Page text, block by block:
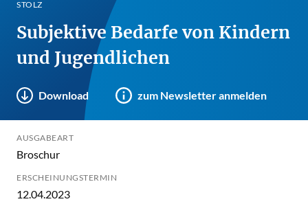
STOLZ
Subjektive Bedarfe von Kindern
und Jugendlichen
Download zum Newsletter anmelden
AUSGABEART
Broschur
ERSCHEINUNGSTERMIN
12.04.2023